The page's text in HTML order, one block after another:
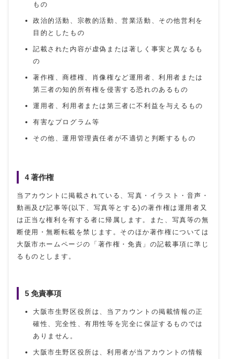
もの
政治的活動、宗教的活動、営業活動、その他営利を
目的としたもの
記載された内容が虚偽または著しく事実と異なるも
の
著作権、商標権、肖像権など運用者、利用者または
第三者の知的所有権を侵害する恐れのあるもの
運用者、利用者または第三者に不利益を与えるもの
有害なプログラム等
その他、運用管理責任者が不適切と判断するもの
4 著作権
当アカウントに掲載されている、写真・イラスト・音声・
動画及び記事等(以下、写真等とする)の著作権は運用者又
は正当な権利を有する者に帰属します。また、写真等の無
断使用・無断転載を禁じます。そのほか著作権については
大阪市ホームページの「著作権・免責」の記載事項に準じ
るものとします。
5 免責事項
大阪市生野区役所は、当アカウントの掲載情報の正
確性、完全性、有用性等を完全に保証するものでは
ありません。
大阪市生野区役所は、利用者が当アカウントの情報